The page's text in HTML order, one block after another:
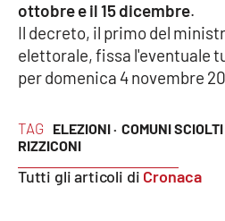
Società
Sport
RUBRICHE
TAG ELEZIONI · COMUNI SCIOLTI
RIZZICONI
Tutti gli articoli di Cronaca
ottobre e il 15 dicembre.
Il decreto, il primo del
elettorale, fissa l'eventuale
per domenica 4 novembre